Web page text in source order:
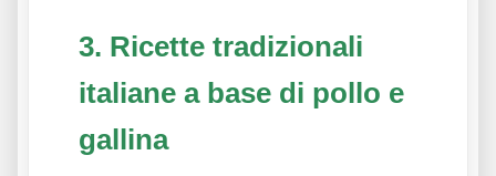
3. Ricette tradizionali
italiane a base di pollo e
gallina